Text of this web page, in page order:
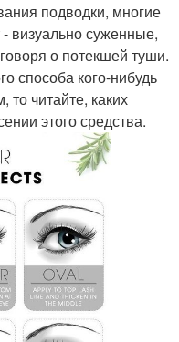
подводки, многие
визуально суженные,
о потекшей туши.
способа кого-нибудь
читайте, каких
этого средства.